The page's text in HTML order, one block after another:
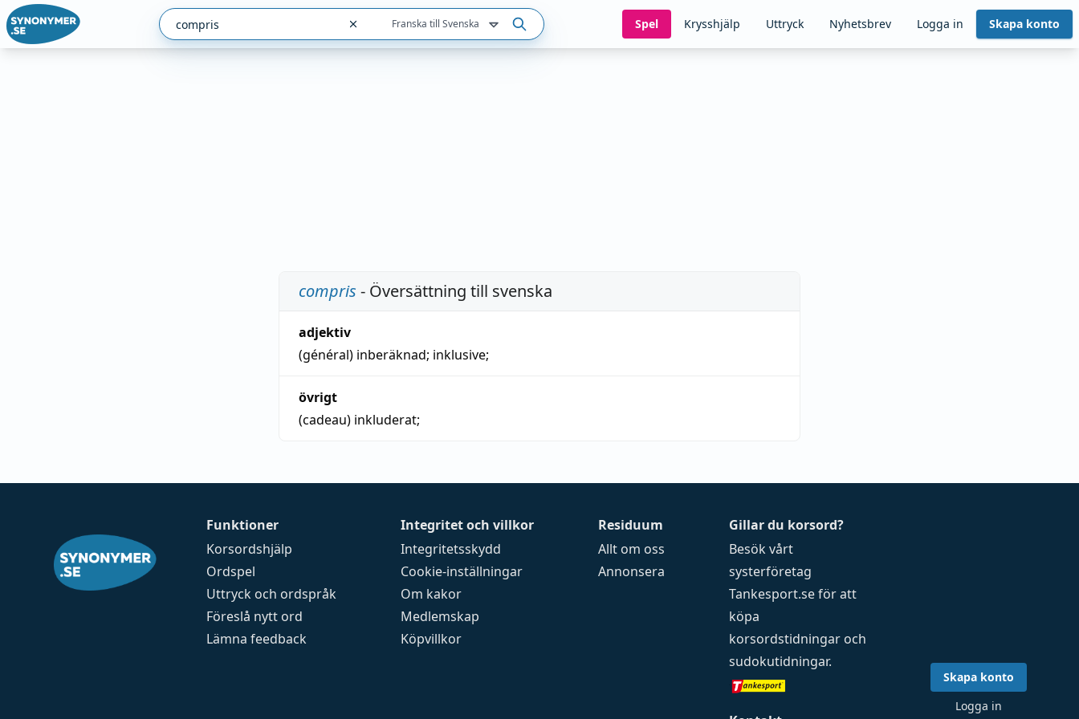
Franska till Svenska Spel Krysshjälp Uttryck Nyhetsbrev Logga in Skapa konto
compris - Översättning till svenska
adjektiv
(général) inberäknad; inklusive;
övrigt
(cadeau) inkluderat;
Funktioner
Korsordshjälp
Ordspel
Uttryck och ordspråk
Föreslå nytt ord
Lämna feedback
Integritet och villkor
Integritetsskydd
Cookie-inställningar
Om kakor
Medlemskap
Köpvillkor
Residuum
Allt om oss
Annonsera
Gillar du korsord?
Besök vårt
systerföretag
Tankesport.seför att
köpa
korsordstidningar och
sudokutidningar.
Skapa konto
Logga in